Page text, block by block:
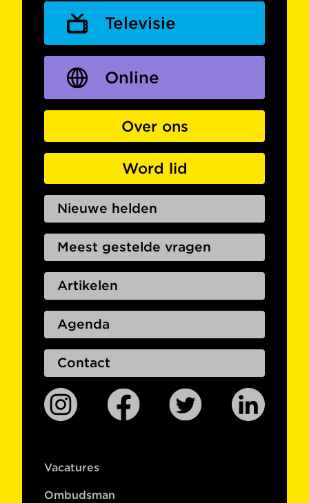
Televisie
Online
Over ons
Word lid
Nieuwe helden
Meest gestelde vragen
Artikelen
Agenda
Contact
Vacatures
Ombudsman